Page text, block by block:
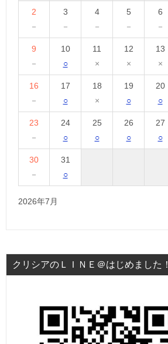
2
－
3
－
4
－
5
－
6
－
9
－
10
○
11
×
12
×
13
×
16
－
17
○
18
×
19
○
20
○
23
－
24
○
25
○
26
○
27
○
30
－
31
○
2026年7月
クリシアのＬＩＮＥ＠はじめました！